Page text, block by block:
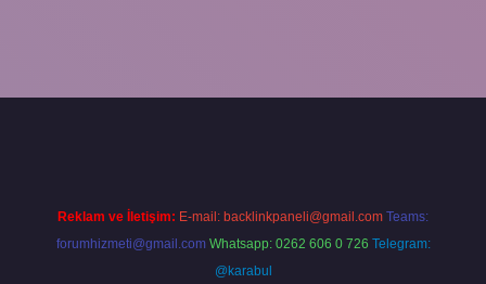
Reklam ve İletişim: E-mail: backlinkpaneli@gmail.com Teams:
forumhizmeti@gmail.com Whatsapp: 0262 606 0 726 Telegram:
@karabul